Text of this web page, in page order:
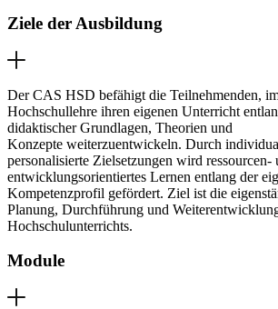
Ziele der Ausbildung
Der CAS HSD befähigt die Teilnehmenden,
Hochschullehre ihren eigenen Unterricht
didaktischer Grundlagen, Theorien und
Konzepte weiterzuentwickeln. Durch
personalisierte Zielsetzungen wird ressourcen-
entwicklungsorientiertes Lernen entlang der
Kompetenzprofil gefördert. Ziel ist die
Planung, Durchführung und
Hochschulunterrichts.
Module